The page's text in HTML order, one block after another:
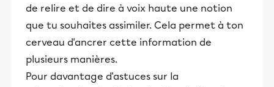
de relire et de dire à voix haute une notion
que tu souhaites assimiler. Cela permet à ton
cerveau d'ancrer cette information de
plusieurs manières.
Pour davantage d'astuces sur la